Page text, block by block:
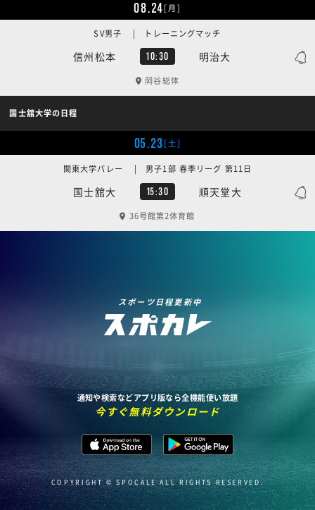
08.24[月]
信州松本 10:30 明治大
SV男子 | トレーニングマッチ
岡谷総体
国士舘大学の日程
05.23[土]
国士舘大 15:30 順天堂大
関東大学バレー | 男子1部 春季リーグ 第11日
36号館第2体育館
スポーツ日程更新中
通知や検索などアプリ版なら全機能使い放題
今すぐ無料ダウンロード
COPYRIGHT © SPOCALE ALL RIGHTS RESERVED.